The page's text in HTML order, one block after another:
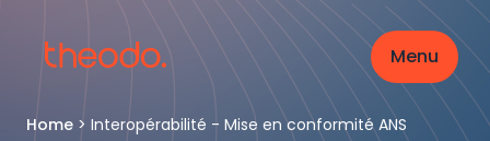
Menu
Home > Interopérabilité - Mise en conformité ANS